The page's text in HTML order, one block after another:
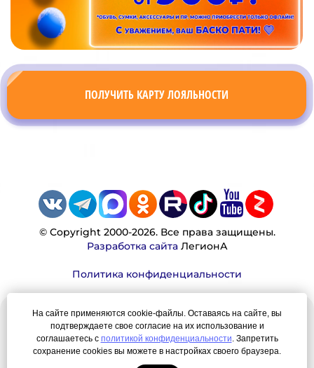
ПОЛУЧИТЬ КАРТУ ЛОЯЛЬНОСТИ
© Copyright 2000-2026. Все права защищены.
Разработка сайтаЛегионА
Политика конфиденциальности
Наша миссия:
Мы — честно, много, давно продаем вещи,
На сайте применяются cookie-файлы. Оставаясь на сайте, вы
подтверждаете свое согласие на их использование и
соглашаетесь с политикой конфиденциальности. Запретить
сохранение cookies вы можете в настройках своего браузера.